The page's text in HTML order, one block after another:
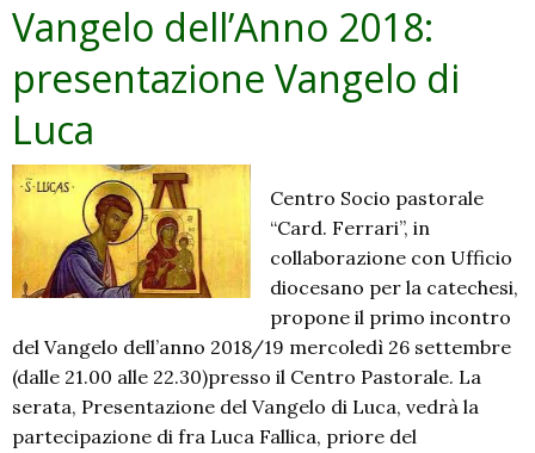
Vangelo dell’Anno 2018:
presentazione Vangelo di
Luca
Centro Socio pastorale
“Card. Ferrari”, in
collaborazione con Ufficio
diocesano per la catechesi,
propone il primo incontro
del Vangelo dell’anno 2018/19 mercoledì 26 settembre
(dalle 21.00 alle 22.30)presso il Centro Pastorale. La
serata, Presentazione del Vangelo di Luca, vedrà la
partecipazione di fra Luca Fallica, priore del